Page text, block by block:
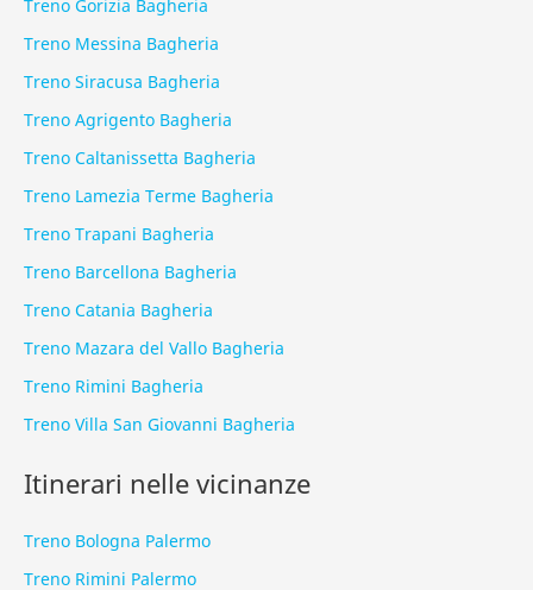
Treno Gorizia Bagheria
Treno Messina Bagheria
Treno Siracusa Bagheria
Treno Agrigento Bagheria
Treno Caltanissetta Bagheria
Treno Lamezia Terme Bagheria
Treno Trapani Bagheria
Treno Barcellona Bagheria
Treno Catania Bagheria
Treno Mazara del Vallo Bagheria
Treno Rimini Bagheria
Treno Villa San Giovanni Bagheria
Itinerari nelle vicinanze
Treno Bologna Palermo
Treno Rimini Palermo